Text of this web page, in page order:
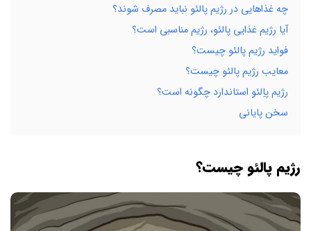
چه غذاهایی در رژیم پالئو نباید مصرف شوند؟
آیا رژیم غذایی پالئو، رژیم مناسبی است؟
فواید رژیم پالئو چیست؟
معایب رژیم پالئو چیست؟
رژیم پاِلئو استاندارد چگونه است؟
سخن پایانی
رژیم پالئو چیست؟